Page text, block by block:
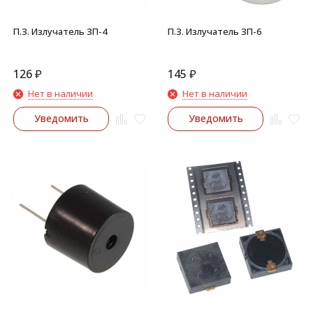
П.З. Излучатель ЗП-4
126₽
Нет в наличии
Уведомить
П.З. Излучатель ЗП-6
145 ₽
Нет в наличии
Уведомить